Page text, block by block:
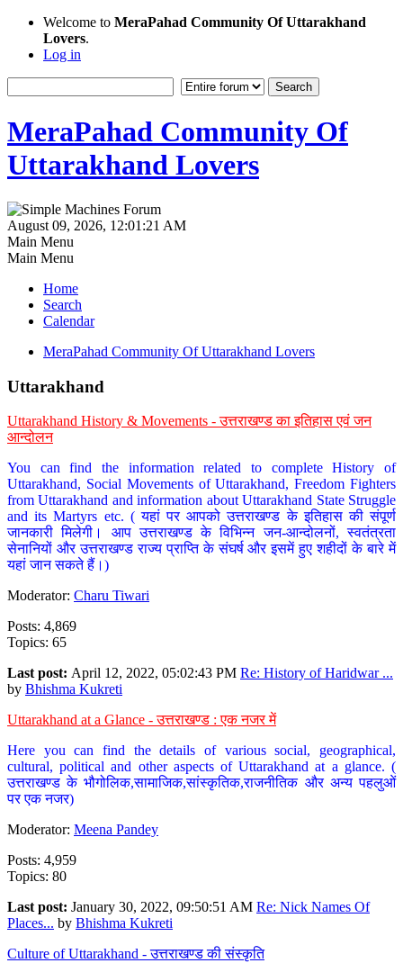
Welcome to MeraPahad Community Of Uttarakhand
Lovers.
Log in
MeraPahad Community Of
Uttarakhand Lovers
August 09, 2026, 12:01:21 AM
Main Menu
Main Menu
Home
Search
Calendar
MeraPahad Community Of Uttarakhand Lovers
Uttarakhand
Uttarakhand History & Movements - उत्तराखण्ड का इतिहास एवं जन
आन्दोलन
You can find the information related to complete History of
Uttarakhand, Social Movements of Uttarakhand, Freedom Fighters
from Uttarakhand and information about Uttarakhand State Struggle
and its Martyrs etc. ( यहां पर आपको उत्तराखण्ड के इतिहास की संपूर्ण
जानकारी मिलेगी। आप उत्तराखण्ड के विभिन्न जन-आन्दोलनों, स्वतंत्रता
सेनानियों और उत्तराखण्ड राज्य प्राप्ति के संघर्ष और इसमें हुए शहीदों के बारे में
यहां जान सकते हैं।)
Moderator: Charu Tiwari
Posts: 4,869
Topics: 65
Last post: April 12, 2022, 05:02:43 PM Re: History of Haridwar ...
by Bhishma Kukreti
Uttarakhand at a Glance - उत्तराखण्ड : एक नजर में
Here you can find the details of various social, geographical,
cultural, political and other aspects of Uttarakhand at a glance. (
उत्तराखण्ड के भौगोलिक,सामाजिक,सांस्कृतिक,राजनीतिक और अन्य पहलुओं
पर एक नजर)
Moderator: Meena Pandey
Posts: 4,959
Topics: 80
Last post: January 30, 2022, 09:50:51 AM Re: Nick Names Of
Places... by Bhishma Kukreti
Culture of Uttarakhand - उत्तराखण्ड की संस्कृति